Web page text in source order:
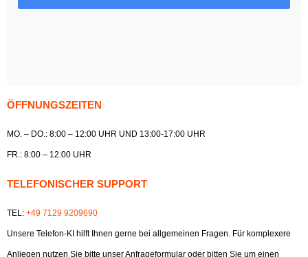
ÖFFNUNGSZEITEN
MO. – DO.: 8:00 – 12:00 UHR UND 13:00-17:00 UHR
FR.: 8:00 – 12:00 UHR
TELEFONISCHER SUPPORT
TEL: +49 7129 9209690
Unsere Telefon-KI hilft Ihnen gerne bei allgemeinen Fragen. Für komplexere
Anliegen nutzen Sie bitte unser Anfrageformular oder bitten Sie um einen